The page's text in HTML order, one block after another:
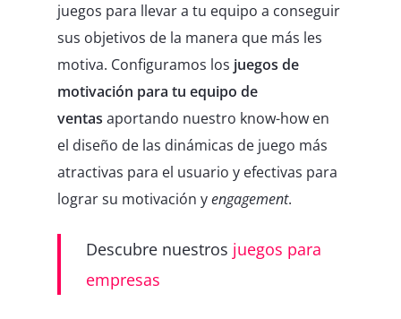
juegos para llevar a tu equipo a conseguir
sus objetivos de la manera que más les
motiva. Configuramos los juegos de
motivación para tu equipo de
ventas aportando nuestro know-how en
el diseño de las dinámicas de juego más
atractivas para el usuario y efectivas para
lograr su motivación yengagement.
Descubre nuestros juegos para
empresas